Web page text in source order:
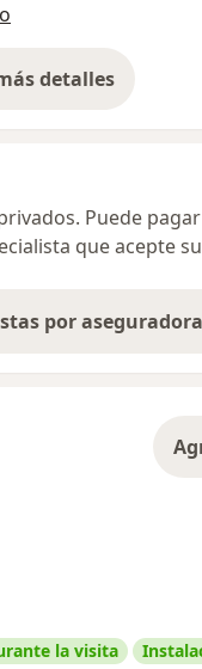
detalles
sobre la dirección
Puede
que acepte
por aseguradora
la visita